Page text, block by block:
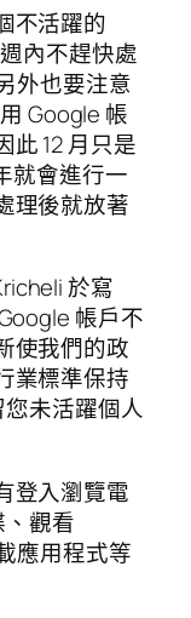
不活躍的
內不趕快處
外也要注意
Google 帳
此 12 月只是
就會進行一
理後就放著
於寫
帳戶不
使我們的政
業標準保持
未活躍個人
登入瀏覽電
觀看
應用程式等